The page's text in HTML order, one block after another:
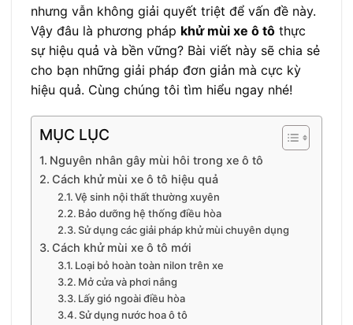
nhưng vẫn không giải quyết triệt để vấn đề này.
Vậy đâu là phương pháp khử mùi xe ô tô thực
sự hiệu quả và bền vững? Bài viết này sẽ chia sẻ
cho bạn những giải pháp đơn giản mà cực kỳ
hiệu quả. Cùng chúng tôi tìm hiểu ngay nhé!
MỤC LỤC
Nguyên nhân gây mùi hôi trong xe ô tô
Cách khử mùi xe ô tô hiệu quả
Vệ sinh nội thất thường xuyên
Bảo dưỡng hệ thống điều hòa
Sử dụng các giải pháp khử mùi chuyên dụng
Cách khử mùi xe ô tô mới
Loại bỏ hoàn toàn nilon trên xe
Mở cửa và phơi nắng
Lấy gió ngoài điều hòa
Sử dụng nước hoa ô tô